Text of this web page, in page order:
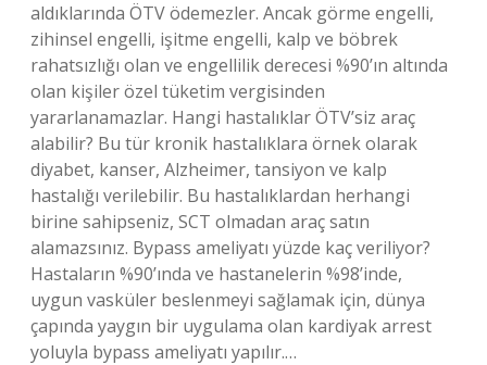
aldıklarında ÖTV ödemezler. Ancak görme engelli,
zihinsel engelli, işitme engelli, kalp ve böbrek
rahatsızlığı olan ve engellilik derecesi %90’ın altında
olan kişiler özel tüketim vergisinden
yararlanamazlar. Hangi hastalıklar ÖTV’siz araç
alabilir? Bu tür kronik hastalıklara örnek olarak
diyabet, kanser, Alzheimer, tansiyon ve kalp
hastalığı verilebilir. Bu hastalıklardan herhangi
birine sahipseniz, SCT olmadan araç satın
alamazsınız. Bypass ameliyatı yüzde kaç veriliyor?
Hastaların %90’ında ve hastanelerin %98’inde,
uygun vasküler beslenmeyi sağlamak için, dünya
çapında yaygın bir uygulama olan kardiyak arrest
yoluyla bypass ameliyatı yapılır.…